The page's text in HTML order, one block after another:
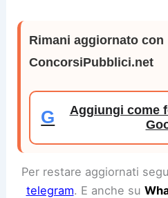
Rimani aggiornato con
ConcorsiPubblici.net
G
Aggiungi come
Per restare aggiornati
telegram. E anche su